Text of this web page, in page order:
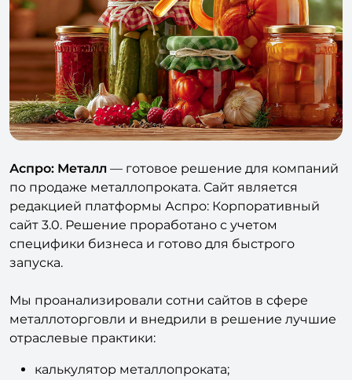
Аспро: Металл — готовое решение для компаний
по продаже металлопроката. Сайт является
редакцией платформы Аспро: Корпоративный
сайт 3.0. Решение проработано с учетом
специфики бизнеса и готово для быстрого
запуска.
Мы проанализировали сотни сайтов в сфере
металлоторговли и внедрили в решение лучшие
отраслевые практики:
калькулятор металлопроката;